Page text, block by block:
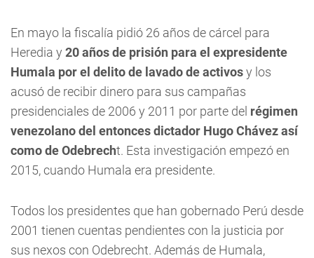
En mayo la fiscalía pidió 26 años de cárcel para
Heredia y 20 años de prisión para el expresidente
Humala por el delito de lavado de activosy los
acusó de recibir dinero para sus campañas
presidenciales de 2006 y 2011 por parte del régimen
venezolano del entonces dictador Hugo Chávez así
como de Odebrecht. Esta investigación empezó en
2015, cuando Humala era presidente.
Todos los presidentes que han gobernado Perú desde
2001 tienen cuentas pendientes con la justicia por
sus nexos con Odebrecht. Además de Humala,